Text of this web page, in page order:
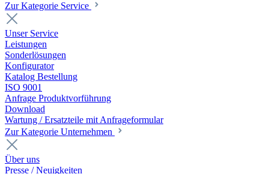
Zur Kategorie Service
Unser Service
Leistungen
Sonderlösungen
Konfigurator
Katalog Bestellung
ISO 9001
Anfrage Produktvorführung
Download
Wartung / Ersatzteile mit Anfrageformular
Zur Kategorie Unternehmen
Über uns
Presse / Neuigkeiten